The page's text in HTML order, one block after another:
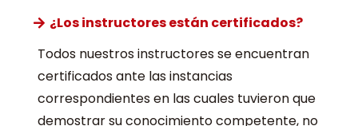
¿Los instructores están certificados?
Todos nuestros instructores se encuentran
certificados ante las instancias
correspondientes en las cuales tuvieron que
demostrar su conocimiento competente, no